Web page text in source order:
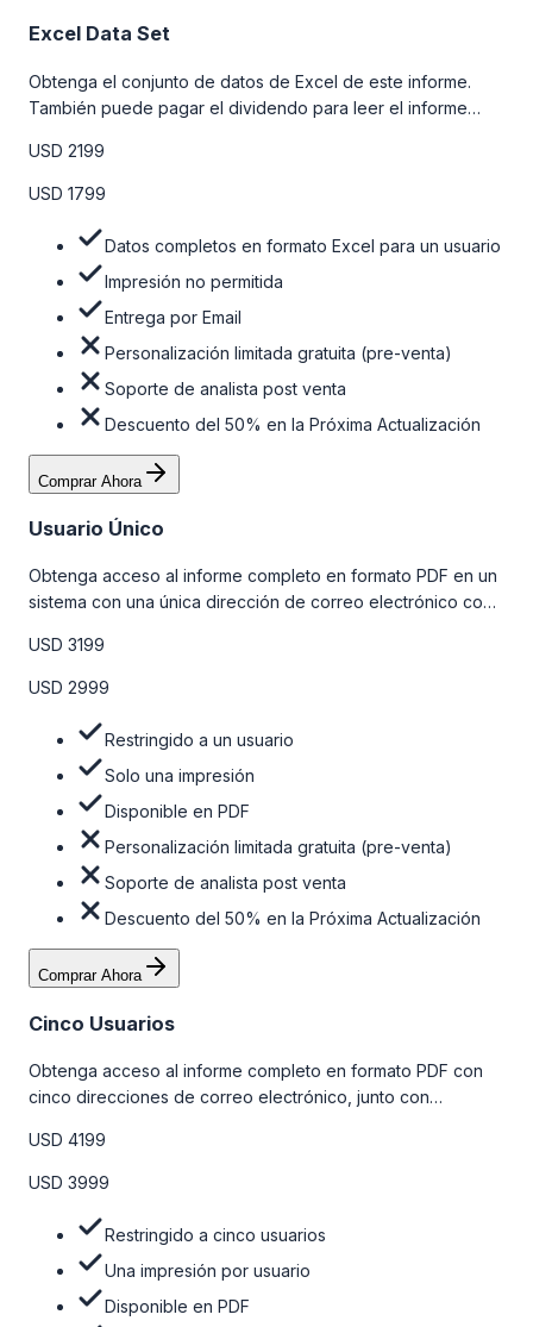
Excel Data Set
Obtenga el conjunto de datos de Excel de este informe.
También puede pagar el dividendo para leer el informe
la tabla de precios a continuación.
USD 2199
USD 1799
Datos completos en formato Excel para un usuario
Impresión no permitida
Entrega por Email
Personalización limitada gratuita (pre-venta)
Soporte de analista post venta
Descuento del 50% en la Próxima Actualización
Comprar Ahora
Usuario Único
Obtenga acceso al informe completo en formato PDF en un
sistema con una única dirección de correo electrónico con
la tabla de precios a continuación.
USD 3199
USD 2999
Restringido a un usuario
Solo una impresión
Disponible en PDF
Personalización limitada gratuita (pre-venta)
Soporte de analista post venta
Descuento del 50% en la Próxima Actualización
Comprar Ahora
Cinco Usuarios
Obtenga acceso al informe completo en formato PDF con
cinco direcciones de correo electrónico, junto con
venta y el soporte post-venta de nuestros analistas. Para
obtener más información, consulte la tabla de precios a
USD 4199
USD 3999
Restringido a cinco usuarios
Una impresión por usuario
Disponible en PDF